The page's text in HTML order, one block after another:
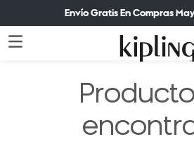
Envío Gratis En Compras